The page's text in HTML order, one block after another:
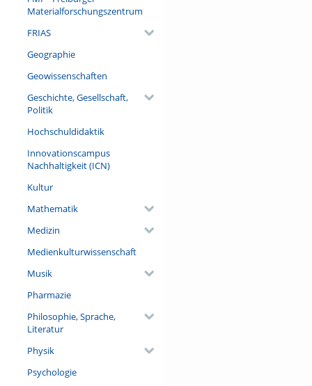
Materialforschungszentrum
FRIAS
Geographie
Geowissenschaften
Geschichte, Gesellschaft,
Politik
Hochschuldidaktik
Innovationscampus
Nachhaltigkeit (ICN)
Kultur
Mathematik
Medizin
Medienkulturwissenschaft
Musik
Pharmazie
Philosophie, Sprache,
Literatur
Physik
Psychologie